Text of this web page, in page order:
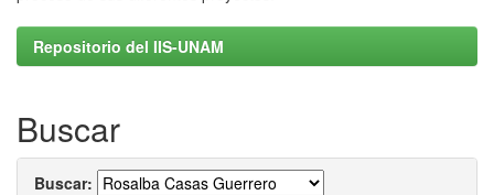
Repositorio del IIS-UNAM
Buscar
Buscar: